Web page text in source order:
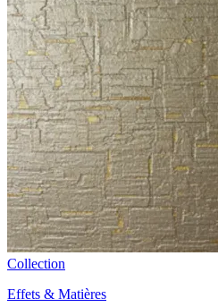
Collection
Effets & Matières